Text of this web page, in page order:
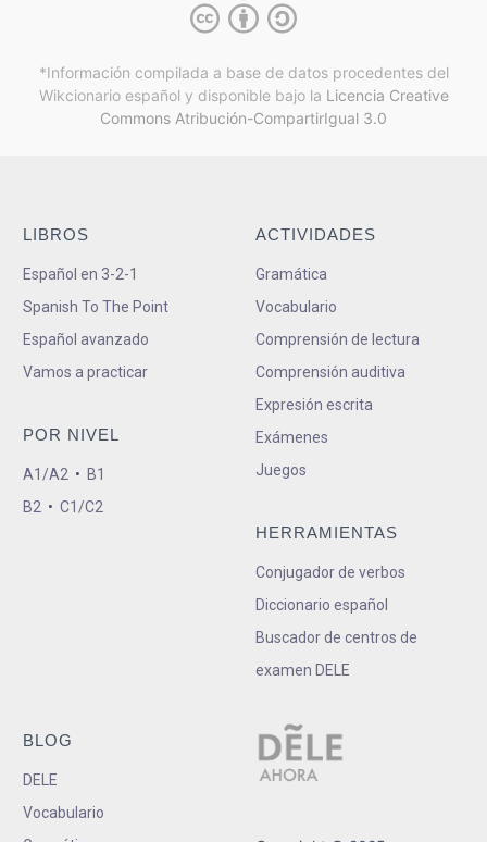
*Información compilada a base de datos procedentes del
Wikcionario español y disponible bajo la Licencia Creative
Commons Atribución-CompartirIgual 3.0
LIBROS
Español en 3-2-1
Spanish To The Point
Español avanzado
Vamos a practicar
POR NIVEL
A1/A2 • B1
B2 • C1/C2
ACTIVIDADES
Gramática
Vocabulario
Comprensión de lectura
Comprensión auditiva
Expresión escrita
Exámenes
Juegos
HERRAMIENTAS
Conjugador de verbos
Diccionario español
Buscador de centros de
examen DELE
BLOG
DELE
Vocabulario